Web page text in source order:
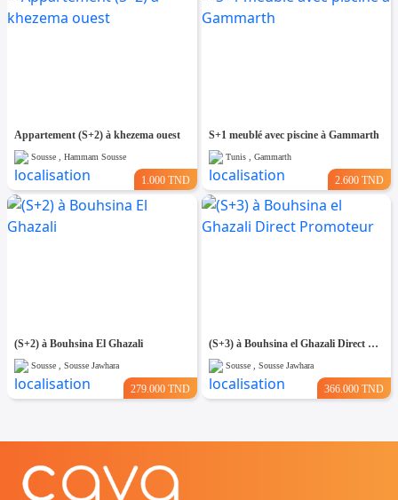
Appartement (S+2) à khezema ouest
Sousse , Hammam Sousse
1.000 TND
S+1 meublé avec piscine à Gammarth
Tunis , Gammarth
2.600 TND
(S+2) à Bouhsina El Ghazali
Sousse , Sousse Jawhara
279.000 TND
(S+3) à Bouhsina el Ghazali Direct Promoteur
Sousse , Sousse Jawhara
366.000 TND